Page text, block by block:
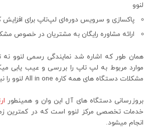
لنوو
پاکسازی و سرویس دوره‌ای لپ‌تاپ برای افزایش
ارائه مشاوره رایگان به مشتریان در خصوص
همان طور که اشاره شد نمایندگی رسمی لنوو
موارد مربوط به لپ تاپ را بررسی و عیب یابی
مشکلات دستگاه های همه کاره All in one لنوو را نیز عیب یابی مینماید.
بروزرسانی دستگاه های آل این وان و همینطور
خدمات تخصصی مرکز لنوو است که در کمترین
انجام میشود.